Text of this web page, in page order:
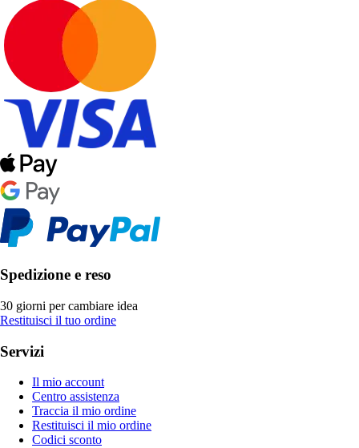
Spedizione e reso
30 giorni per cambiare idea
Restituisci il tuo ordine
Servizi
Il mio account
Centro assistenza
Traccia il mio ordine
Restituisci il mio ordine
Codici sconto